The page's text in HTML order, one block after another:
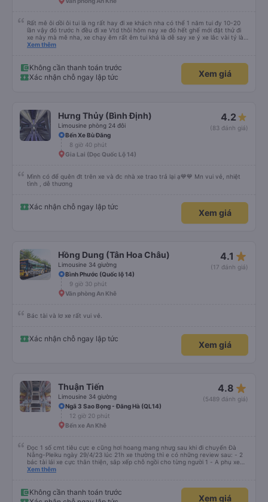
Rất mê ôi dồi ôi tui là ng rất hay đi xe khách nha có thể 1 năm tui đy 10-20
lần vậy đó trước h đều đi xe Vtd thôi hôm nay xe đó hết ghế mới đặt thử đi
xe này mà mê nha, xe chạy êm rất êm tui khá là dễ say xe ý xe lắc vài tý là
tui say liền à mà đi xe này tui ngồi các kiểu thậm chí gần nữa đoạn đg tui
má ko hôi ko ngứa đắp yên tâm lắm tr có mấy xe chăn mỏng điều hòa lạnh
đắp vào 1 lúc vừa hôi vừa ngứa hổng dám đắp, mấy trạm dừng chân đi WC
có nước nha, huhu nhiều chỗ tui đi mấy xe khác ko có nc thậm chí giấy cũng
say nhưng giường bé, vé ăn nhích hơn so vs những xe khác, phục vụ vé ko
tốt nhưng tui chuyên gia đặt vé on nên nói chung tuỵt zời sau này sẽ là
khách quen 😍😍
Xem thêm
Không cần thanh toán trước
Xác nhận chỗ ngay lập tức
Xem giá
Hưng Thủy (Bình Định)
Limousine phòng 24 đôi
4.2
(83 đánh giá)
Bến Xe Bù Đăng
8 giờ 40 phút
Gia Lai (Dọc Quốc Lộ 14)
Mình có để quên đt trên xe và đc nhà xe trao trả lại ạ💙💙 Mn vui vẻ, nhiệt
tình , dễ thương
Xác nhận chỗ ngay lập tức
Xem giá
Hồng Dung (Tân Hoa Châu)
Limousine 34 giường
4.1 star_rate
(17 đánh giá)
Bình Phước (Quốc lộ 14)
9 giờ 30 phút
Văn phòng An Khê
Bác tài và lơ xe rất vui vẻ.
Xác nhận chỗ ngay lập tức
Xem giá
Thuận Tiến
Limousine 34 giường
4.8 star_rate
(5489 đánh giá)
Ngã 3 Sao Bọng - Đăng Hà (QL14)
12 giờ 20 phút
Bến xe An Khê
Đọc 1 số cmt tiêu cực e cũng hơi hoang mang nhưg sau khi đi chuyến Đà
Nẵng-Pleiku ngày 29/4/23 lúc 21h xe thường thì e có những review sau: - 2
bác tài lái xe cực thân thiện, sắp xếp chỗ ngồi cho từng người 1 - A phụ xe
dui tính, chắc cùng tần số nên nói câu nào là cười câu đó - Xe xuất bến đúg
nhìn chug khá ổn, có dừng lại để đi vệ sinh.
Xem thêm
Không cần thanh toán trước
Xem giá